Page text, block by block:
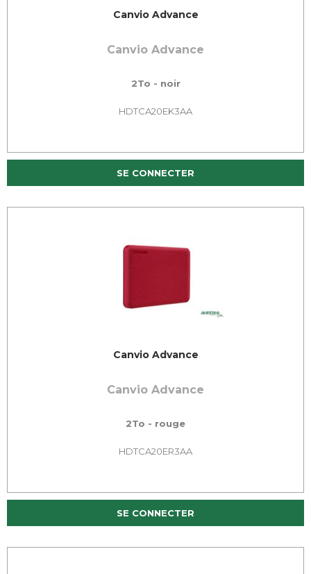
Canvio Advance
Canvio Advance
2To - noir
HDTCA20EK3AA
SE CONNECTER
Canvio Advance
Canvio Advance
2To - rouge
HDTCA20ER3AA
SE CONNECTER